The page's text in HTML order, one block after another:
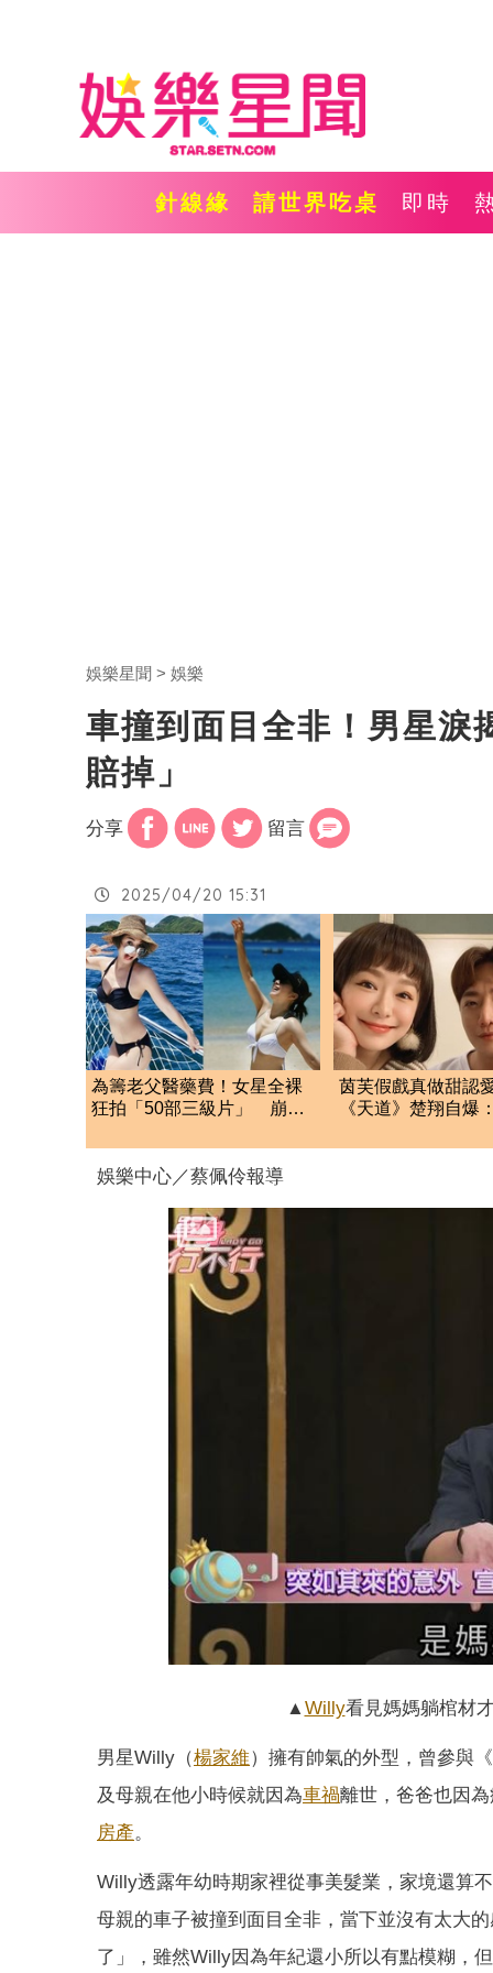
針線緣 請世界吃桌 即時
娛樂星聞 娛樂
車撞到面目全非！男星
賠掉」
分享 留言
2025/04/20 15:31
為籌老父醫藥費！女星全裸
狂拍「50部三級片」 崩潰
茵芙假戲真做甜認
《天道》楚翔自爆
娛樂中心／蔡佩伶報導
▲Willy看見媽媽躺棺材
男星Willy（楊家維）擁有帥氣的外型，曾參與
及母親在他小時候就因為車禍離世，爸爸也因
房產。
Willy透露年幼時期家裡從事美髮業，家境還算
母親的車子被撞到面目全非，當下並沒有太大
了」，雖然Willy因為年紀還小所以有點模糊，